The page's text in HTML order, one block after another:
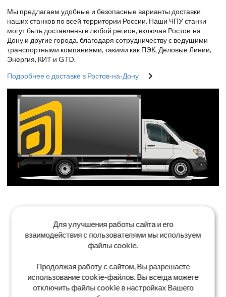
Мы предлагаем удобные и безопасные варианты доставки
наших станков по всей территории России. Наши ЧПУ станки
могут быть доставлены в любой регион, включая Ростов-на-
Дону и другие города, благодаря сотрудничеству с ведущими
транспортными компаниями, такими как ПЭК, Деловые Линии,
Энергия, КИТ и GTD.
Подробнее о доставке в Ростов-на-Дону
Для улучшения работы сайта и его
взаимодействия с пользователями мы используем
файлы cookie.
Продолжая работу с сайтом, Вы разрешаете
использование cookie-файлов. Вы всегда можете
отключить файлы cookie в настройках Вашего